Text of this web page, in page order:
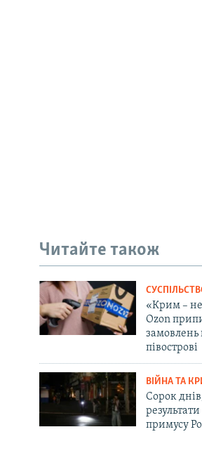
Читайте також
«Крим – не
Ozon
півострові
ВІЙНА ТА
Сорок
примусу